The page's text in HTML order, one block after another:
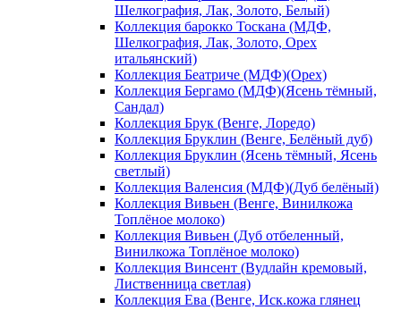
Шелкография, Лак, Золото, Белый)
Коллекция барокко Тоскана (МДФ,
Шелкография, Лак, Золото, Орех
итальянский)
Коллекция Беатриче (МДФ)(Орех)
Коллекция Бергамо (МДФ)(Ясень тёмный,
Сандал)
Коллекция Брук (Венге, Лоредо)
Коллекция Бруклин (Венге, Белёный дуб)
Коллекция Бруклин (Ясень тёмный, Ясень
светлый)
Коллекция Валенсия (МДФ)(Дуб белёный)
Коллекция Вивьен (Венге, Винилкожа
Топлёное молоко)
Коллекция Вивьен (Дуб отбеленный,
Винилкожа Топлёное молоко)
Коллекция Винсент (Вудлайн кремовый,
Лиственница светлая)
Коллекция Ева (Венге, Иск.кожа глянец